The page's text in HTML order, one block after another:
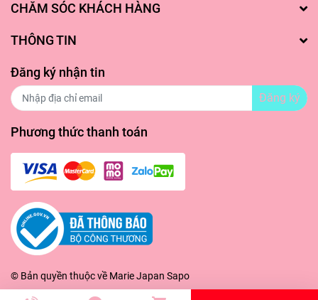
CHĂM SÓC KHÁCH HÀNG
THÔNG TIN
Đăng ký nhận tin
Đăng ký
Phương thức thanh toán
© Bản quyền thuộc về Marie Japan Sapo